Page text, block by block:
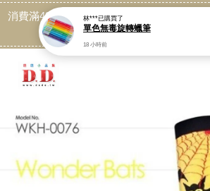
消費滿499免運喔, 記得加LINE:@dede168
點我
您的購物車目前還